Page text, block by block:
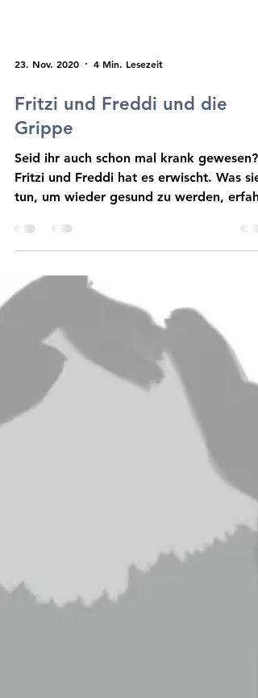
23. Nov. 2020
Fritzi und Freddi und die
Grippe
Fritzi und Freddi hat es erwischt. Was sie
tun, um wieder gesund zu werden,
ihr in dieser Ges